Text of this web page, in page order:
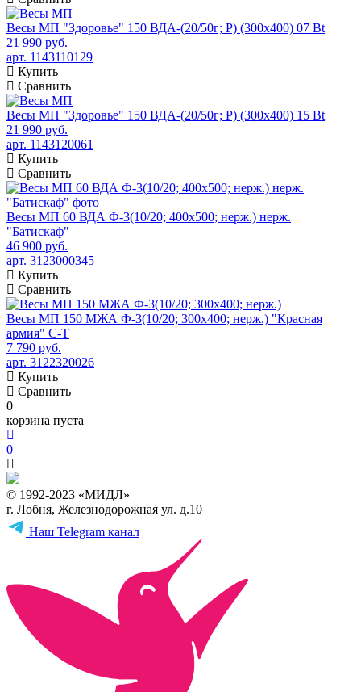
Весы МП "Здоровье" 150 ВДА-(20/50г; Р) (300х400) 07 Bt
21 990 руб.
арт. 1143110129
Купить
Сравнить
Весы МП "Здоровье" 150 ВДА-(20/50г; Р) (300х400) 15 Bt
21 990 руб.
арт. 1143120061
Купить
Сравнить
Весы МП 60 ВДА Ф-3(10/20; 400х500; нерж.) нерж.
"Батискаф"
46 900 руб.
арт. 3123000345
Купить
Сравнить
Весы МП 150 МЖА Ф-3(10/20; 300х400; нерж.) "Красная
армия" C-Т
7 790 руб.
арт. 3122320026
Купить
Сравнить
0
корзина пуста
0
© 1992-2023 «МИДЛ»
г. Лобня, Железнодорожная ул. д.10
Наш Telegram канал